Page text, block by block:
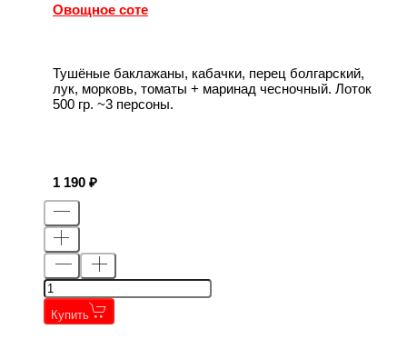
Овощное соте
Тушёные баклажаны, кабачки, перец болгарский,
лук, морковь, томаты + маринад чесночный. Лоток
500 гр. ~3 персоны.
1 190
Купить